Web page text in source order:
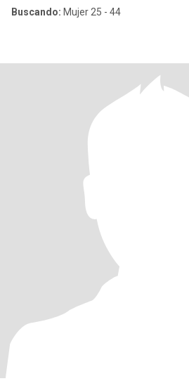
Buscando: Mujer 25 - 44